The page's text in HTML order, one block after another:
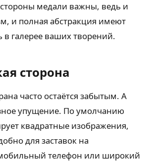
медали важны, ведь и
и полная абстракция имеют
в галерее ваших творений.
сторона
часто остаётся забытым. А
упущение. По умолчанию
квадратные изображения,
для заставок на
телефон или широкий